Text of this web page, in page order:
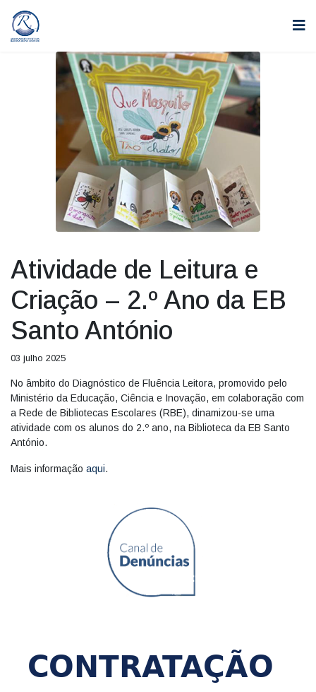
Atividade de Leitura e
Criação – 2.º Ano da EB
Santo António
03 julho 2025
No âmbito do Diagnóstico de Fluência Leitora, promovido pelo
Ministério da Educação, Ciência e Inovação, em colaboração com
a Rede de Bibliotecas Escolares (RBE), dinamizou-se uma
atividade com os alunos do 2.º ano, na Biblioteca da EB Santo
António.
Mais informação aqui.